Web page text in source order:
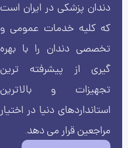
دندان پزشکی در ایران است
که کلیه خدمات عمومی و
تخصصی دندان را با بهره
گیری از پیشرفته ترین
تجهیزات و بالاترین
استانداردهای دنیا در اختیار
مراجعین قرار می دهد.